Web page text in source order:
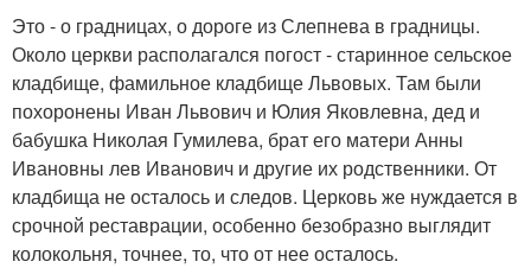
Это - о градницах, о дороге из Слепнева в градницы.
Около церкви располагался погост - старинное сельское
кладбище, фамильное кладбище Львовых. Там были
похоронены Иван Львович и Юлия Яковлевна, дед и
бабушка Николая Гумилева, брат его матери Анны
Ивановны лев Иванович и другие их родственники. От
кладбища не осталось и следов. Церковь же нуждается в
срочной реставрации, особенно безобразно выглядит
колокольня, точнее, то, что от нее осталось.